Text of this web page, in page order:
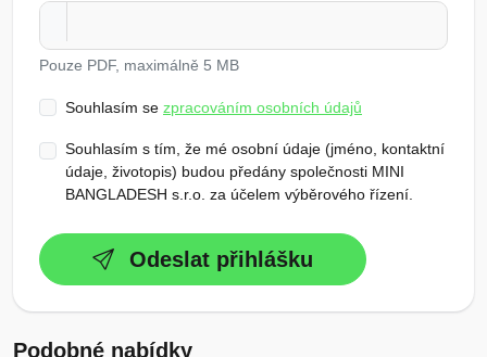
Pouze PDF, maximálně 5 MB
Souhlasím se zpracováním osobních údajů
Souhlasím s tím, že mé osobní údaje (jméno, kontaktní
údaje, životopis) budou předány společnosti MINI
BANGLADESH s.r.o. za účelem výběrového řízení.
Odeslat přihlášku
Podobné nabídky